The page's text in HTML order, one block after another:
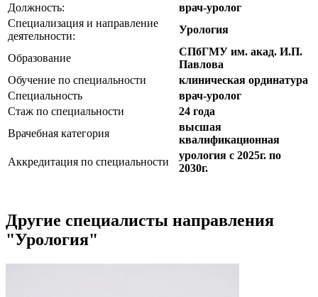
Должность:
врач-уролог
Специализация и направление
деятельности:
Урология
Образование
СПбГМУ им. акад. И.П.
Павлова
Обучение по специальности
клиническая ординатура
Специальность
врач-уролог
Стаж по специальности
24 года
Врачебная категория
высшая
квалификационная
Аккредитация по специальности
урология с 2025г. по
2030г.
Другие специалисты направления
"Урология"